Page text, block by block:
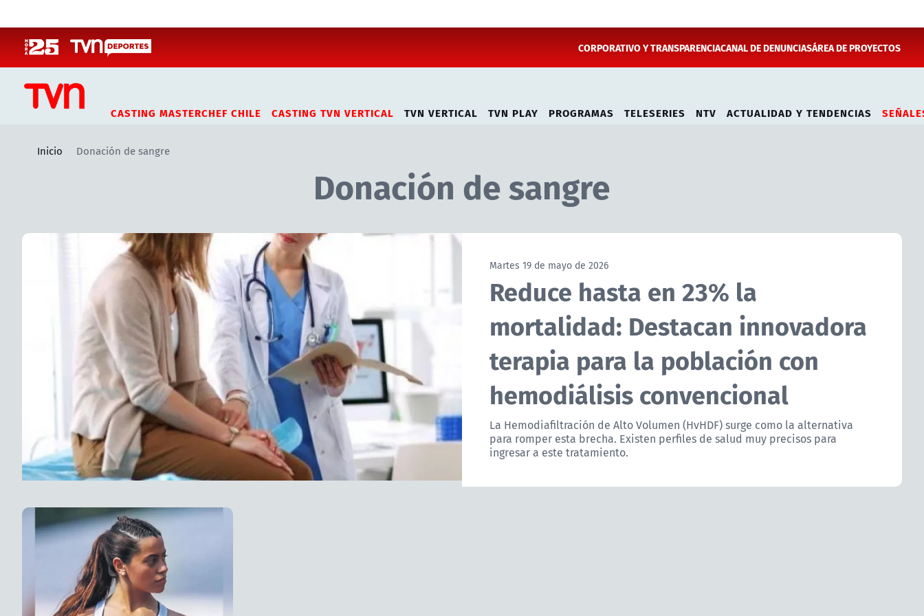
CORPORATIVO Y TRANSPARENCIACANAL DE DENUNCIASÁREA DE PROYECTOS
CASTING MASTERCHEF CHILE CASTING TVN VERTICAL TVN VERTICAL TVN PLAY PROGRAMAS TELESERIES NTV ACTUALIDAD Y TENDENCIAS
Inicio Donación de sangre
Donación de sangre
Artículos relacionados con Donación de sangre
Martes 19 de mayo de 2026
Reduce hasta en 23% la
mortalidad: Destacan innovadora
terapia para la población con
hemodiálisis convencional
La Hemodiafiltración de Alto Volumen (HvHDF) surge como la alternativa
para romper esta brecha. Existen perfiles de salud muy precisos para
ingresar a este tratamiento.